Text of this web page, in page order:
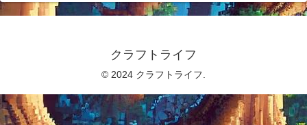
クラフトライフ
© 2024 クラフトライフ.